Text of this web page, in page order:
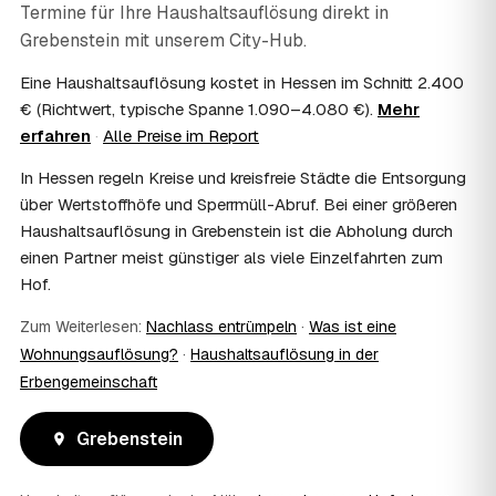
steuerlich absetzbar?
Häufig ja: Im Nachlass können die Kosten einer
Erbschaftsteuer mindern, bei vermieteten Objekten teils
als Werbungskosten. Sie erhalten eine ordentliche
Rechnung als Beleg. Verbindlich klärt das Ihr
08 Muss ich als Erbe in Grebenstein vor Ort
anwesend sein?
Nein, Sie müssen nicht durchgängig anwesend sein. Viele
Erben übergeben in Grebenstein nur die Schlüssel und
lassen sich per Fotos auf dem Laufenden halten. Eine
genügt meist.
09 Bekomme ich einen Entsorgungsnachweis?
Ja. Sie erhalten auf Wunsch einen Entsorgungs- bzw.
So ist dokumentiert, dass der Hausstand in Grebenstein
umweltgerecht und rechtssicher entsorgt wurde.
Termine für Ihre Haushaltsauflösung direkt in
Grebenstein mit unserem City-Hub.
Eine Haushaltsauflösung kostet in Hessen im Schnitt 2.400
€ (Richtwert, typische Spanne 1.090–4.080 €). Mehr
erfahren · Alle Preise im Report
In Hessen regeln Kreise und kreisfreie Städte die Entsorgung
über Wertstoffhöfe und Sperrmüll-Abruf. Bei einer größeren
Haushaltsauflösung in Grebenstein ist die Abholung durch
einen Partner meist günstiger als viele Einzelfahrten zum
Hof.
Zum Weiterlesen: Nachlass entrümpeln · Was ist eine
Wohnungsauflösung? · Haushaltsauflösung in der
Erbengemeinschaft
Grebenstein